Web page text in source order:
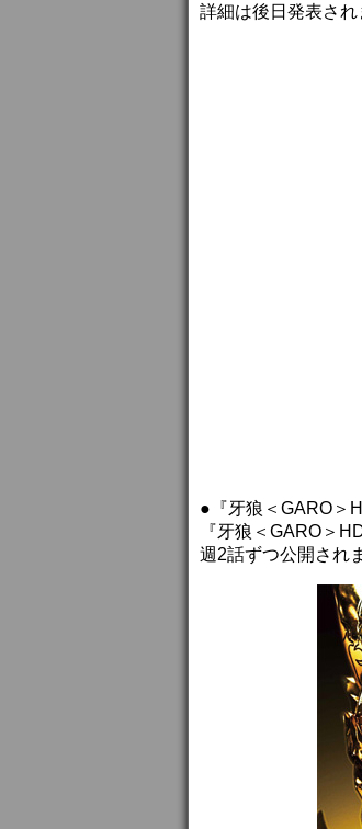
詳細は後日発表され
●『牙狼＜GARO＞
『牙狼＜GARO＞
週2話ずつ公開され